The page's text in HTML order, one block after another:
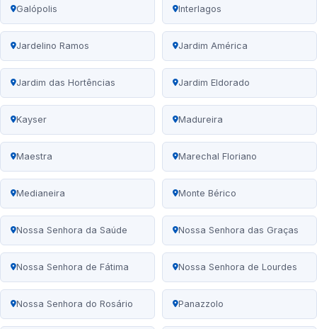
Galópolis Interlagos
Jardelino Ramos Jardim América
Jardim das Hortências Jardim Eldorado
Kayser Madureira
Maestra Marechal Floriano
Medianeira Monte Bérico
Nossa Senhora da Saúde Nossa Senhora das Graças
Nossa Senhora de Fátima Nossa Senhora de Lourdes
Nossa Senhora do Rosário Panazzolo